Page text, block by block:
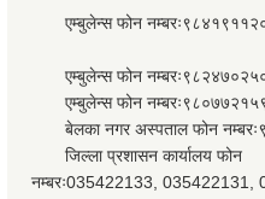
एम्बुलेन्स फोन
एम्बुलेन्स फोन
एम्बुलेन्स फोन
बेलका नगर अस्पताल फोन
जिल्ला प्रशासन कार्यालय फोन
नम्बरः035422133, 035422131,